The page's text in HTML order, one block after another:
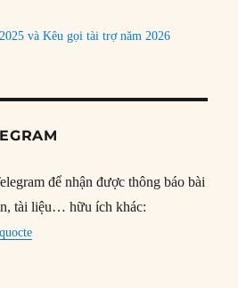
và Kêu gọi tài trợ năm 2026
để nhận được thông báo bài
tài liệu… hữu ích khác: